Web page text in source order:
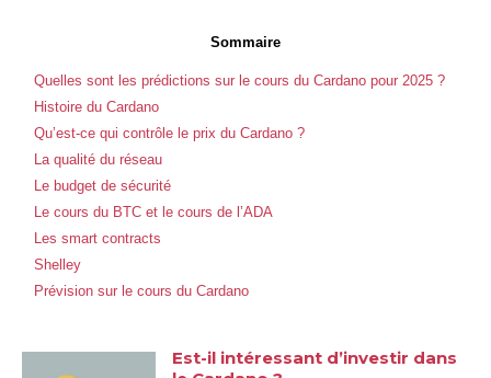
Sommaire
Quelles sont les prédictions sur le cours du Cardano pour 2025 ?
Histoire du Cardano
Qu’est-ce qui contrôle le prix du Cardano ?
La qualité du réseau
Le budget de sécurité
Le cours du BTC et le cours de l’ADA
Les smart contracts
Shelley
Prévision sur le cours du Cardano
Est-il intéressant d’investir dans